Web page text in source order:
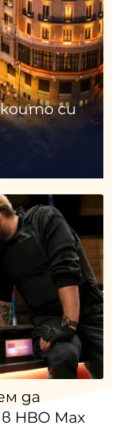
си
да
HBO Max